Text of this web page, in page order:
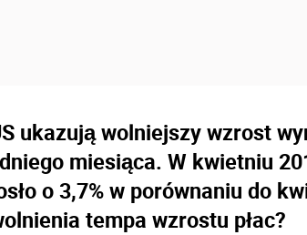
ukazują wolniejszy wzrost
miesiąca. W kwietniu
o 3,7% w porównaniu do
tempa wzrostu płac?